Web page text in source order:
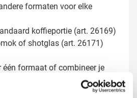
formaten voor elke
koffieportie (art. 26169)
of shotglas (art. 26171)
één formaat of combineer je
een complete set die perfect